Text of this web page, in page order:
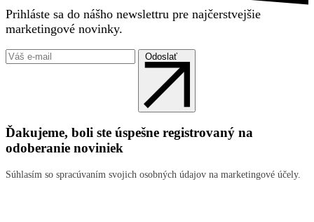
Prihláste sa do nášho newslettru pre najčerstvejšie
marketingové novinky.
Odoslať
Ďakujeme, boli ste úspešne registrovaný na
odoberanie noviniek
Súhlasím so spracúvaním svojich osobných údajov na marketingové účely.